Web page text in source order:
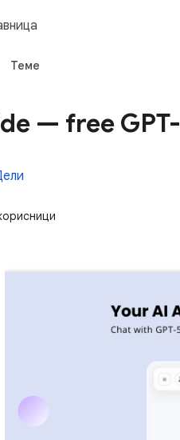
Теме
— free